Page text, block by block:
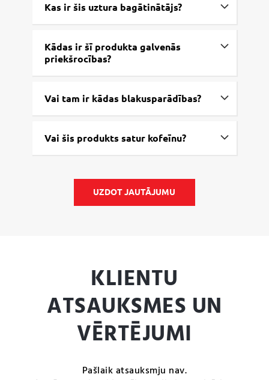
Kas ir šis uztura bagātinātājs?
Kādas ir šī produkta galvenās
priekšrocības?
Vai tam ir kādas blakusparādības?
Vai šis produkts satur kofeīnu?
UZDOT JAUTĀJUMU
KLIENTU
ATSAUKSMES UN
VĒRTĒJUMI
Pašlaik atsauksmju nav.